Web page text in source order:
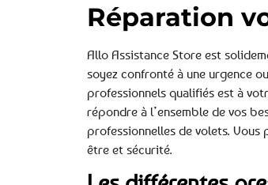
Réparation
Allo Assistance Store est
soyez confronté à une urgence
professionnels qualifiés est à
répondre à l’ensemble de vos
professionnelles de volets.
être et sécurité.